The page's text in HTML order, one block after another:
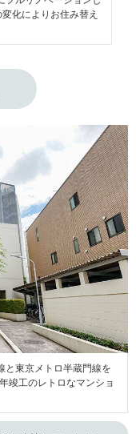
化によりお住み替え
と東京メトロ半蔵門線を
竣工のレトロなマンショ